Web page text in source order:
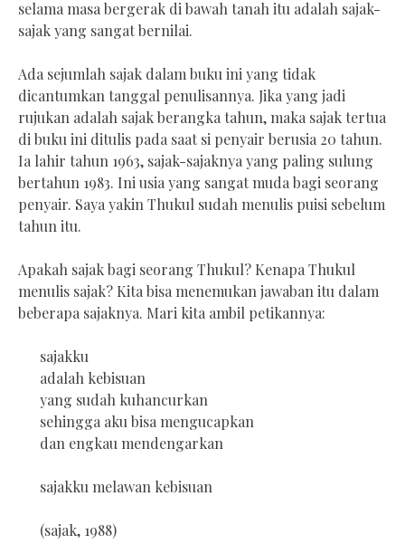
selama masa bergerak di bawah tanah itu adalah sajak-
sajak yang sangat bernilai.
Ada sejumlah sajak dalam buku ini yang tidak
dicantumkan tanggal penulisannya. Jika yang jadi
rujukan adalah sajak berangka tahun, maka sajak tertua
di buku ini ditulis pada saat si penyair berusia 20 tahun.
Ia lahir tahun 1963, sajak-sajaknya yang paling sulung
bertahun 1983. Ini usia yang sangat muda bagi seorang
penyair. Saya yakin Thukul sudah menulis puisi sebelum
tahun itu.
Apakah sajak bagi seorang Thukul? Kenapa Thukul
menulis sajak? Kita bisa menemukan jawaban itu dalam
beberapa sajaknya. Mari kita ambil petikannya:
sajakku
adalah kebisuan
yang sudah kuhancurkan
sehingga aku bisa mengucapkan
dan engkau mendengarkan
sajakku melawan kebisuan
(sajak, 1988)